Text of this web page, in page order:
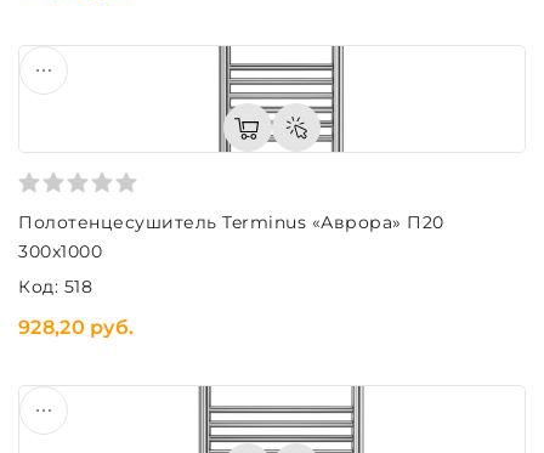
Полотенцесушитель Terminus «Аврора» П20
300х1000
Код: 518
928,20 руб.